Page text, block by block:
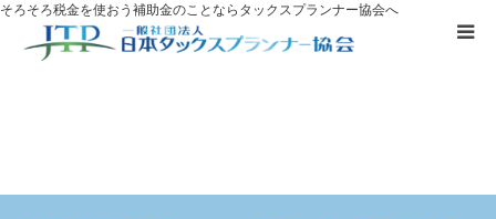
そろそろ税金を使おう 補助金のことならタックスプランナー協会へ